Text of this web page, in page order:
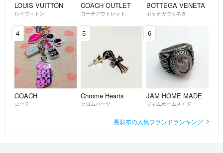
LOUIS VUITTON
ルイヴィトン
COACH OUTLET
コーチアウトレット
BOTTEGA VENETA
ボッテガヴェネタ
4
COACH
コーチ
5
Chrome Hearts
クロムハーツ
6
JAM HOME MADE
ジャムホームメイド
長財布の人気ブランドランキング